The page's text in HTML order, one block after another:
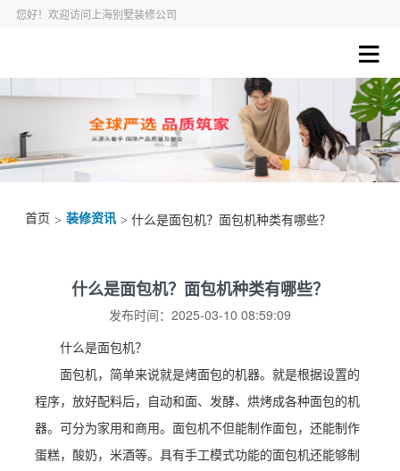
您好！欢迎访问上海别墅装修公司
首页 > 装修资讯 > 什么是面包机？面包机种类有哪些？
什么是面包机？面包机种类有哪些？
发布时间：2025-03-10 08:59:09
什么是面包机？
面包机，简单来说就是烤面包的机器。就是根据设置的
程序，放好配料后，自动和面、发酵、烘烤成各种面包的机
器。可分为家用和商用。面包机不但能制作面包，还能制作
蛋糕，酸奶，米酒等。具有手工模式功能的面包机还能够制